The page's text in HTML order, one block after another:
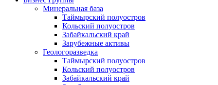
Минеральная база
Таймырский полуостров
Кольский полуостров
Забайкальский край
Зарубежные активы
Геологоразведка
Таймырский полуостров
Кольский полуостров
Забайкальский край